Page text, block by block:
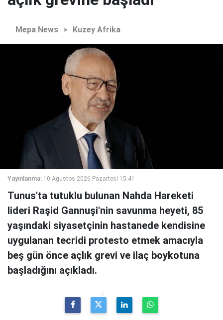
Mepa News > Kuzey Afrika
Yayınlanma: 10 Ağustos 2026 Pazartesi 15:41
Tunus'ta tutuklu bulunan Nahda Hareketi
lideri Raşid Gannuşi'nin savunma heyeti, 85
yaşındaki siyasetçinin hastanede kendisine
uygulanan tecridi protesto etmek amacıyla
beş gün önce açlık grevi ve ilaç boykotuna
başladığını açıkladı.